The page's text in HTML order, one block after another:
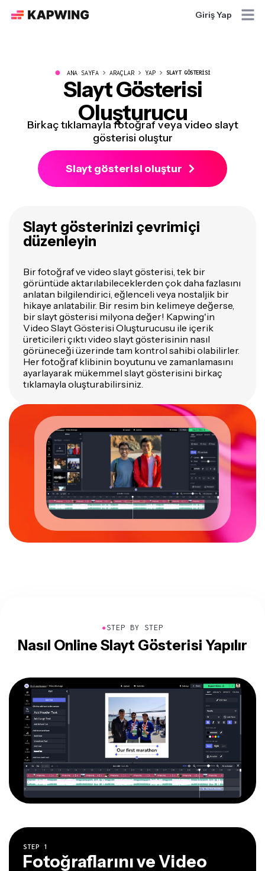
Giriş Yap
● ANA SAYFA ARAÇLAR YAP SLAYT GÖSTERISI
Slayt Gösterisi
Oluşturucu
Birkaç tıklamayla fotoğraf veya video slayt
gösterisi oluştur
Slayt gösterisi oluştur
Slayt gösterinizi çevrimiçi
düzenleyin
Bir fotoğraf ve video slayt gösterisi, tek bir
görüntüde aktarılabileceklerden çok daha fazlasını
anlatan bilgilendirici, eğlenceli veya nostaljik bir
hikaye anlatabilir. Bir resim bin kelimeye değerse,
bir slayt gösterisi milyona değer! Kapwing'in
Video Slayt Gösterisi Oluşturucusu ile içerik
üreticileri çıktı video slayt gösterisinin nasıl
görüneceği üzerinde tam kontrol sahibi olabilirler.
Her fotoğraf klibinin boyutunu ve zamanlamasını
ayarlayarak mükemmel slayt gösterisini birkaç
tıklamayla oluşturabilirsiniz.
●STEP BY STEP
Nasıl Online Slayt Gösterisi Yapılır
STEP 1
Fotoğraflarını ve Video